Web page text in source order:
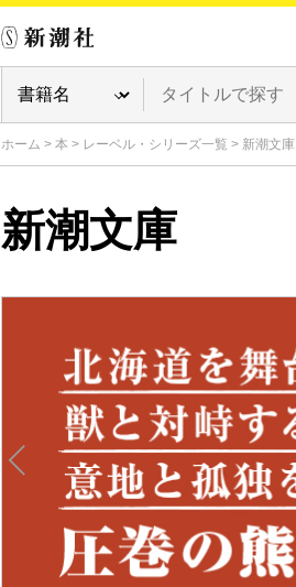
ホーム > 本 > レーベル・シリーズ一覧 > 新潮文庫
新潮文庫